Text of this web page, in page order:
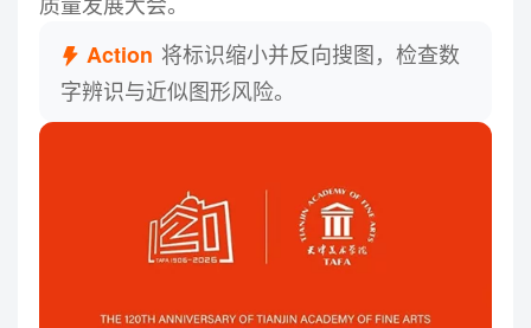
Action 将标识缩小并反向搜图，检查数
字辨识与近似图形风险。